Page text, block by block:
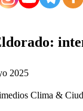
2025
Clima &